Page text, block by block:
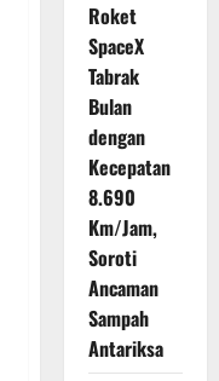
Roket
SpaceX
Tabrak
Bulan
dengan
Kecepatan
8.690
Km/Jam,
Soroti
Ancaman
Sampah
Antariksa